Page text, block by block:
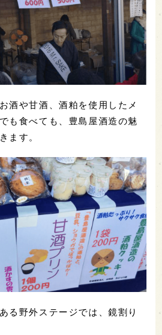
酒や甘酒、酒粕を使用したメ
も食べても、豊島屋酒造の魅
ます。
る野外ステージでは、鏡割り